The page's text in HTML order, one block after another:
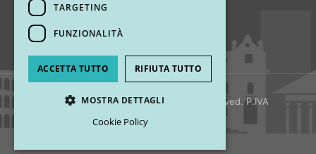
© 2018 My Rhinoplasty. All Rights Reserved. P.IVA
TARGETING
FUNZIONALITÀ
ACCETTA TUTTO RIFIUTA TUTTO
MOSTRA DETTAGLI
Strettamente necessari Performance
Cookie Policy